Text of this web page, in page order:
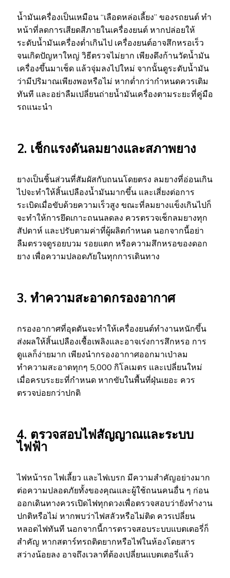
น้ำมันเครื่องเป็นเหมือน “เลือดหล่อเลี้ยง” ของรถยนต์ ทำ
หน้าที่ลดการเสียดสีภายในเครื่องยนต์ หากปล่อยให้
ระดับน้ำมันเครื่องต่ำเกินไป เครื่องยนต์อาจสึกหรอเร็ว
จนเกิดปัญหาใหญ่ วิธีตรวจไม่ยาก เพียงดึงก้านวัดน้ำมัน
เครื่องขึ้นมาเช็ด แล้วจุ่มลงไปใหม่ จากนั้นดูระดับน้ำมัน
ว่ามีปริมาณเพียงพอหรือไม่ หากต่ำกว่ากำหนดควรเติม
ทันที และอย่าลืมเปลี่ยนถ่ายน้ำมันเครื่องตามระยะที่คู่มือ
รถแนะนำ
2. เช็กแรงดันลมยางและสภาพยาง
ยางเป็นชิ้นส่วนที่สัมผัสกับถนนโดยตรง ลมยางที่อ่อนเกิน
ไปจะทำให้สิ้นเปลืองน้ำมันมากขึ้น และเสี่ยงต่อการ
ระเบิดเมื่อขับด้วยความเร็วสูง ขณะที่ลมยางแข็งเกินไปก็
จะทำให้การยึดเกาะถนนลดลง ควรตรวจเช็กลมยางทุก
สัปดาห์ และปรับตามค่าที่ผู้ผลิตกำหนด นอกจากนี้อย่า
ลืมตรวจดูรอยบวม รอยแตก หรือความสึกหรอของดอก
ยาง เพื่อความปลอดภัยในทุกการเดินทาง
3. ทำความสะอาดกรองอากาศ
กรองอากาศที่อุดตันจะทำให้เครื่องยนต์ทำงานหนักขึ้น
ส่งผลให้สิ้นเปลืองเชื้อเพลิงและอาจเร่งการสึกหรอ การ
ดูแลก็ง่ายมาก เพียงนำกรองอากาศออกมาเป่าลม
ทำความสะอาดทุกๆ 5,000 กิโลเมตร และเปลี่ยนใหม่
เมื่อครบระยะที่กำหนด หากขับในพื้นที่ฝุ่นเยอะ ควร
ตรวจบ่อยกว่าปกติ
4. ตรวจสอบไฟสัญญาณและระบบ
ไฟฟ้า
ไฟหน้ารถ ไฟเลี้ยว และไฟเบรก มีความสำคัญอย่างมาก
ต่อความปลอดภัยทั้งของคุณและผู้ใช้ถนนคนอื่น ๆ ก่อน
ออกเดินทางควรเปิดไฟทุกดวงเพื่อตรวจสอบว่ายังทำงาน
ปกติหรือไม่ หากพบว่าไฟสลัวหรือไม่ติด ควรเปลี่ยน
หลอดไฟทันที นอกจากนี้การตรวจสอบระบบแบตเตอรี่ก็
สำคัญ หากสตาร์ทรถติดยากหรือไฟในห้องโดยสาร
สว่างน้อยลง อาจถึงเวลาที่ต้องเปลี่ยนแบตเตอรี่แล้ว